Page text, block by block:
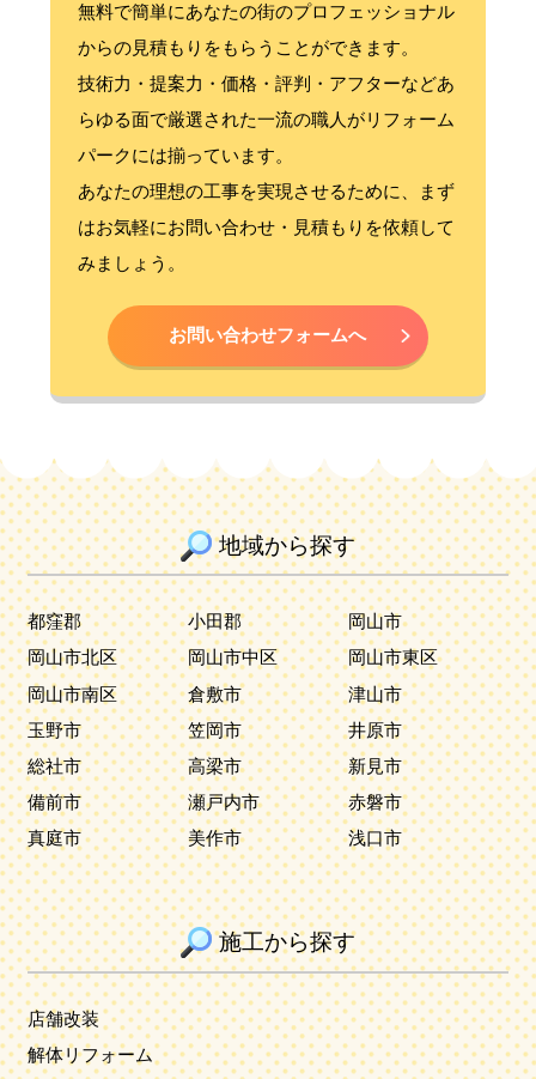
無料で簡単にあなたの街のプロフェッショナル
からの見積もりをもらうことができます。
技術力・提案力・価格・評判・アフターなどあ
らゆる面で厳選された一流の職人がリフォーム
パークには揃っています。
あなたの理想の工事を実現させるために、まず
はお気軽にお問い合わせ・見積もりを依頼して
みましょう。
お問い合わせフォームへ
地域から探す
都窪郡 小田郡
岡山市
岡山市北区
岡山市中区
岡山市東区
岡山市南区
倉敷市
津山市
玉野市
笠岡市
井原市
総社市
高梁市
新見市
備前市
瀬戸内市
赤磐市
真庭市
美作市 浅口市
施工から探す
店舗改装
解体リフォーム